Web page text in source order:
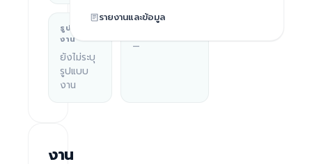
รูปแบบ
งาน
ยังไม่ระบุ
รูปแบบ
งาน
—
งาน
รายงานและข้อมูล